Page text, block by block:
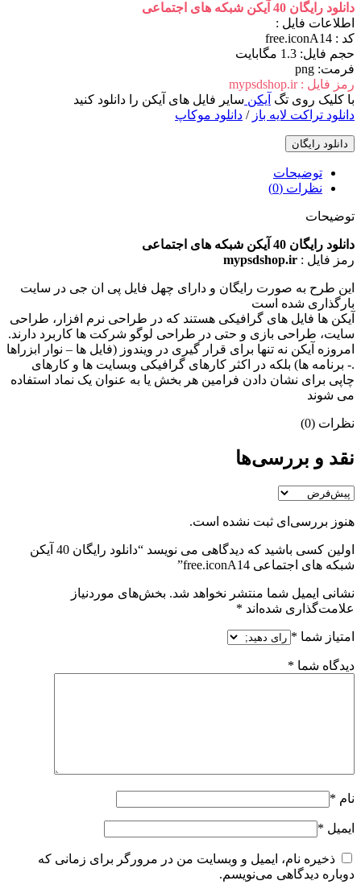
دانلود رایگان 40 آیکن شبکه های اجتماعی
اطلاعات فايل :
کد : free.iconA14
حجم فايل: 1.3 مگابایت
فرمت: png
رمز فایل : mypsdshop.ir
با کلیک روی تگ آیکن سایر فایل های آیکن را دانلود کنید
دانلود تراکت لایه باز / دانلود موکاپ
دانلود رایگان
توضیحات
نظرات (0)
توضیحات
دانلود رایگان 40 آیکن شبکه های اجتماعی
رمز فایل : mypsdshop.ir
اين طرح به صورت رایگان و دارای چهل فایل پی ان جی در سایت
بارگذاری شده است
آیکن ها فایل های گرافیکی هستند که در طراحی نرم افزار، طراحی
سایت، طراحی بازی و حتی در طراحی لوگو شرکت ها کاربرد دارند.
امروزه آیکن نه تنها برای قرار گیری در ویندوز (فایل ها – نوار ابزراها
.- برنامه ها) بلکه در اکثر کارهای گرافیکی وبسایت ها و کارهای
چاپی برای نشان دادن فرامین هر بخش یا به عنوان یک نماد استفاده
می شوند
نظرات (0)
نقد و بررسی‌ها
هنوز بررسی‌ای ثبت نشده است.
اولین کسی باشید که دیدگاهی می نویسد “دانلود رایگان 40 آیکن
شبکه های اجتماعی free.iconA14”
نشانی ایمیل شما منتشر نخواهد شد. بخش‌های موردنیاز
علامت‌گذاری شده‌اند *
امتیاز شما *
دیدگاه شما *
نام *
ایمیل *
ذخیره نام، ایمیل و وبسایت من در مرورگر برای زمانی که
دوباره دیدگاهی می‌نویسم.